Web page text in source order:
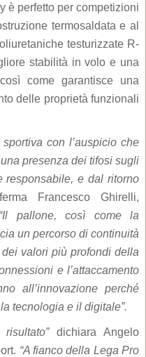
è perfetto per competizioni
termosaldata e al
testurizzate R-
stabilità in volo e una
come garantisce una
delle proprietà funzionali
con l’auspicio che
presenza dei tifosi sugli
responsabile, e dal ritorno
Francesco Ghirelli,
pallone, così come la
un percorso di continuità
valori più profondi della
e l’attaccamento
all’innovazione perché
tecnologia e il digitale”.
dichiara Angelo
“A fianco della Lega Pro